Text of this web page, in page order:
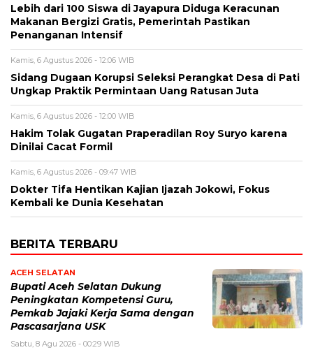
Lebih dari 100 Siswa di Jayapura Diduga Keracunan
Makanan Bergizi Gratis, Pemerintah Pastikan
Penanganan Intensif
Kamis, 6 Agustus 2026 - 12:06 WIB
Sidang Dugaan Korupsi Seleksi Perangkat Desa di Pati
Ungkap Praktik Permintaan Uang Ratusan Juta
Kamis, 6 Agustus 2026 - 12:00 WIB
Hakim Tolak Gugatan Praperadilan Roy Suryo karena
Dinilai Cacat Formil
Kamis, 6 Agustus 2026 - 09:47 WIB
Dokter Tifa Hentikan Kajian Ijazah Jokowi, Fokus
Kembali ke Dunia Kesehatan
BERITA TERBARU
ACEH SELATAN
Bupati Aceh Selatan Dukung
Peningkatan Kompetensi Guru,
Pemkab Jajaki Kerja Sama dengan
Pascasarjana USK
Sabtu, 8 Agu 2026 - 00:29 WIB